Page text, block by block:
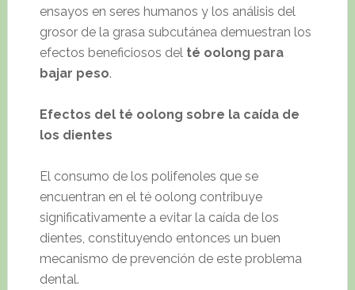
ensayos en seres humanos y los análisis del
grosor de la grasa subcutánea demuestran los
efectos beneficiosos del té oolong para
bajar peso.
Efectos del té oolong sobre la caída de
los dientes
El consumo de los polifenoles que se
encuentran en el té oolong contribuye
significativamente a evitar la caída de los
dientes, constituyendo entonces un buen
mecanismo de prevención de este problema
dental.